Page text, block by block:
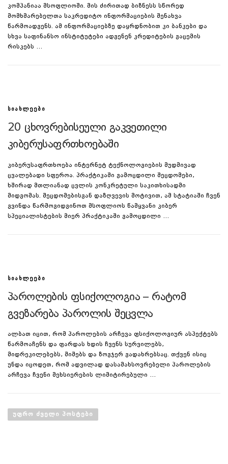
კომპანიაა მსოფლიოში. მის ძირითად ბიზნესს სწორედ
მომხმარებელთა საკრედიტო ინფორმაციების შენახვა
წარმოადგენს. ამ ინფორმაციებზე დაყრდნობით კი ბანკები და
სხვა საფინანსო ინსტიტუტები ადგენენ კრედიტების გაცემის
რისკებს …
ᲡᲘᲐᲮᲚᲔᲔᲑᲘ
20 ცხოვრებისეული გაკვეთილი
კიბერუსაფრთხოებაში
კიბერუსაფრთხოება ინტერნეტ ტექნოლოგიების მუდმივად
ცვალებადი სფეროა. პრაქტიკაში გამოცდილი შეცდომები,
ხშირად მთლიანად ცვლის კონკრეტული საკითხისადმი
მიდგომას. შეცდომებისგან დაზღვევის მოტივით, ამ სტატიაში ჩვენ
გვინდა წარმოგიდგინოთ მსოფლიოს წამყვანი კიბერ
სპეციალისტების მიერ პრაქტიკაში გამოცდილი …
ᲡᲘᲐᲮᲚᲔᲔᲑᲘ
პაროლების ფსიქოლოგია – რატომ
გვეზარება პაროლის შეცვლა
ალბათ იცით, რომ პაროლების არჩევა ფსიქოლოგიურ ასპექტებს
წარმოაჩენს და ფარდას ხდის ჩვენს სურვილებს,
მიდრეკილებებს, შიშებს და ზოგჯერ გადახრებსაც. თქვენ ისიც
უნდა იცოდეთ, რომ ადვილად დასამახსოვრებელი პაროლების
არჩევა ჩვენი მეხსიერების ლიმიტირებული …
ოᲣᲤᲠᲝ ᲫᲕᲔᲚᲘ ᲞᲝᲡᲢᲔᲑᲘ